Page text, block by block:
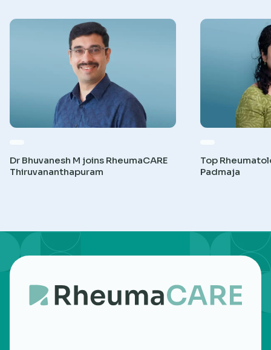
Dr Bhuvanesh M joins RheumaCARE
Thiruvananthapuram
Top
Padmaja